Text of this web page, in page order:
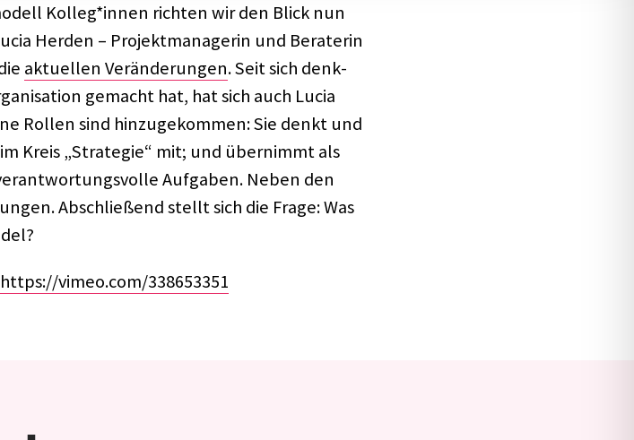
Kolleg*innen rich­ten wir den Blick nun
Herden – Projekt­ma­na­ge­rin und Bera­te­rin
aktu­el­len Verän­de­run­gen. Seit sich denk­
gemacht hat, hat sich auch Lucia
Rollen sind hinzu­ge­kom­men: Sie denkt und
Kreis „Stra­te­gie“ mit; und über­nimmt als
Aufga­ben. Neben den
Abschlie­ßend stellt sich die Frage: Was
https://vimeo.com/338653351